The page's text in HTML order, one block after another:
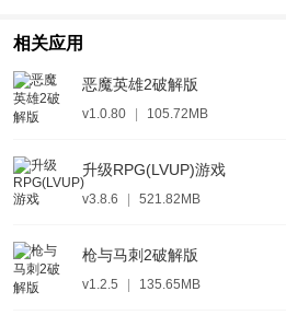
相关应用
恶魔英雄2破解版
v1.0.80 105.72MB
升级RPG(LVUP)游戏
v3.8.6 521.82MB
枪与马刺2破解版
v1.2.5 135.65MB